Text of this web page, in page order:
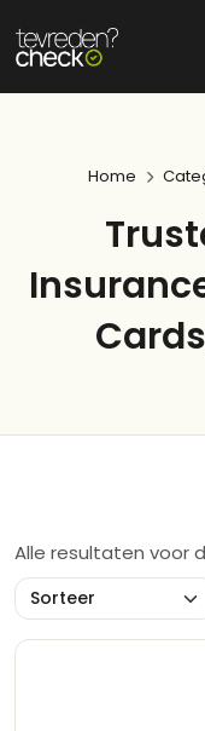
Home
Alle resultaten voor